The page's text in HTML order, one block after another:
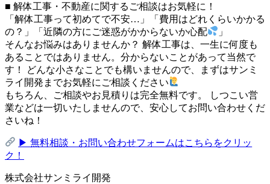
■ 解体工事・不動産に関するご相談はお気軽に！
「解体工事って初めてで不安…」「費用はどれくらいかかる
の？」「近隣の方にご迷惑がかからないか心配
」
そんなお悩みはありませんか？ 解体工事は、一生に何度も
あることではありません。分からないことがあって当然で
す！ どんな小さなことでも構いませんので、まずはサンミ
ライ開発までお気軽にご相談ください
もちろん、ご相談やお見積りは完全無料です。 しつこい営
業などは一切いたしませんので、安心してお問い合わせくだ
さいね！
▶︎ 無料相談・お問い合わせフォームはこちらをクリッ
ク！
株式会社サンミライ開発